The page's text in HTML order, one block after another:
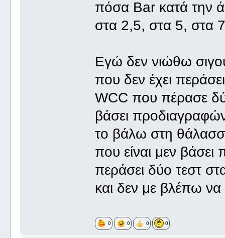
πόσα Bar κατά την
στα 2,5, στα 5, στα
Εγώ δεν νιώθω
που δεν έχει
WCC που πέρασε
βάσει
το βάλω στη
που είναι μεν
περάσει δύο τεστ
και δεν με βλέπω
0 0 0 0